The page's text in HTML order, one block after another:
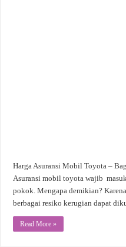
Harga Asuransi Mobil Toyota –
Asuransi mobil toyota wajib
pokok. Mengapa demikian?
berbagai resiko kerugian dapat
Read More »